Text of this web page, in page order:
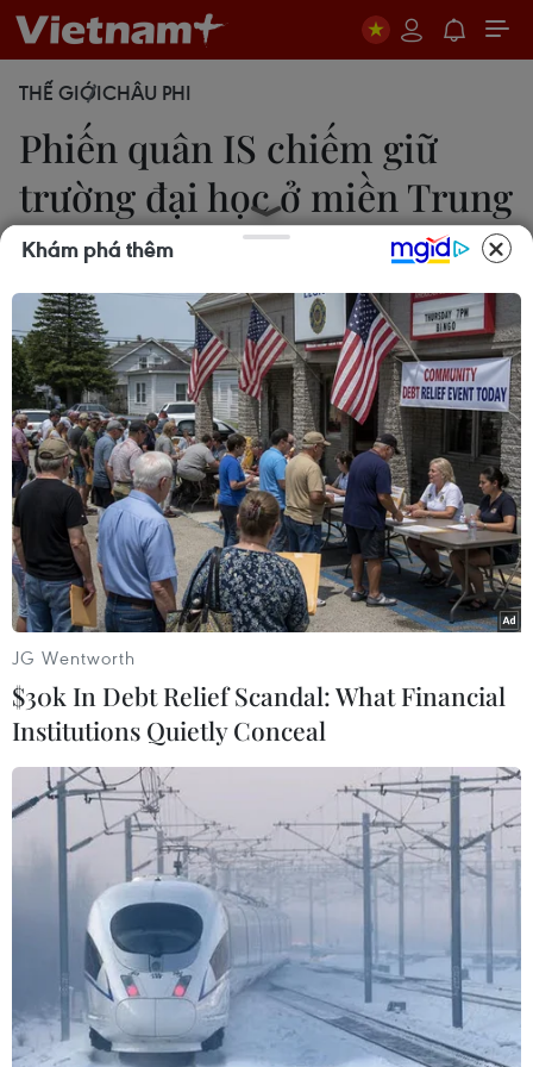
THẾ GIỚICHÂU PHI
Phiến quân IS chiếm giữ
trường đại học ở miền Trung
Libya
20/02/2015 04:12
Lực lượng phiến quân trung thành với tổ chức Nhà
nước Hồi giáo (IS) đã chiếm giữ trường đại học ở
thành phố Sirte, miền Trung Libya.
Các chiến binh thuộc tổ chức Nhà nước Hồi giáo tự xưng IS.
(Nguồn: AFP)
Theo hãng Reuters/AFP, ngày 19/2, người dân
cho biết lực lượng phiến quân tuyên bố trung
thành với tổ chức Nhà nước Hồi giáo (IS) đã
chiếm giữ trường đại học ở thành phố Sirte,
Khám phá thêm
JG Wentworth
$30k In Debt Relief Scandal: What Financial
Institutions Quietly Conceal